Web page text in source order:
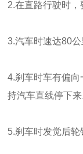
2.在直路行驶时，
3.汽车时速达80公
4.刹车时车有偏
持汽车直线停下来
5.刹车时发觉后轮